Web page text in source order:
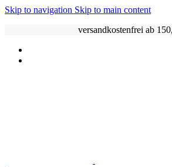
Skip to navigation Skip to main content
versandkostenfrei ab